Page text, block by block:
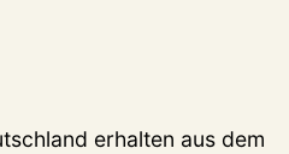
erhalten aus dem